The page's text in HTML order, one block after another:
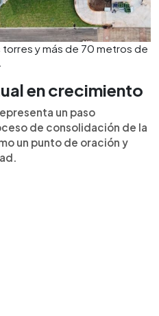
y más de 70 metros de
en crecimiento
un paso
de consolidación de la
un punto de oración y